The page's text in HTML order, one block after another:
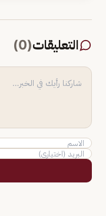
التعليقات(
0
)